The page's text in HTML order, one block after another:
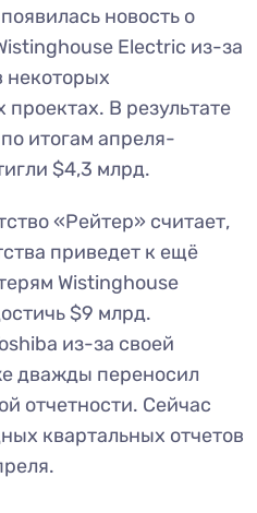
новость о
Electric из-за
некоторых
В результате
итогам апреля-
$4,3 млрд.
«Рейтер» считает,
приведет к ещё
Wistinghouse
$9 млрд.
из-за своей
дважды переносил
отчетности. Сейчас
квартальных отчетов